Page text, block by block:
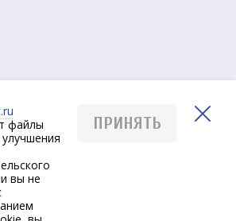
файлы
вы не
ПРИНЯТЬ